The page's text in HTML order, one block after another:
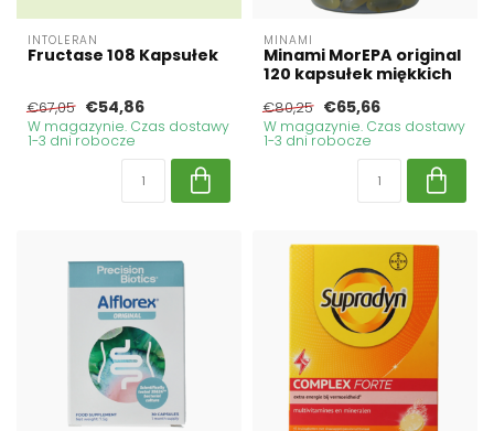
INTOLERAN
Fructase 108 Kapsułek
€67,05 €54,86
W magazynie. Czas dostawy
1-3 dni robocze
MINAMI
Minami MorEPA original
120 kapsułek miękkich
€80,25 €65,66
W magazynie. Czas dostawy
1-3 dni robocze